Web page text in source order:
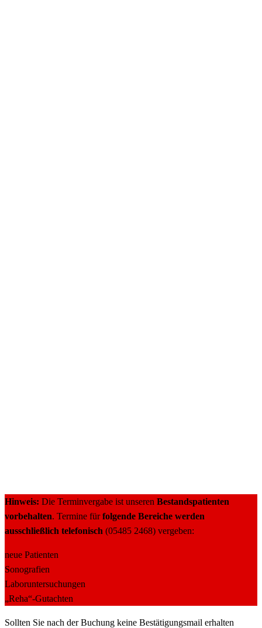
Hinweis: Die Terminvergabe ist unseren Bestandspatienten
vorbehalten. Termine fürfolgende Bereiche werden
ausschließlich telefonisch (05485 2468) vergeben:
neue Patienten
Sonografien
Laboruntersuchungen
„Reha“-Gutachten
Sollten Sie nach der Buchung keine Bestätigungsmail erhalten